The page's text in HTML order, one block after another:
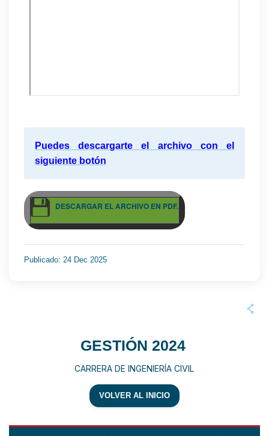
Puedes descargarte el archivo con el
siguiente botón
DESCARGAR EL ARCHIVO EN PDF.
Publicado: 24 Dec 2025
GESTIÓN 2024
CARRERA DE INGENIERÍA CIVIL
VOLVER AL INICIO